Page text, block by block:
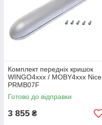
Комплект передніх кришок
WINGO4xxx / MOBY4xxx Nice
PRMB07F
Готово до відправки
3 855 ₴